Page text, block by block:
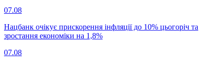
07.08
Нацбанк очікує прискорення інфляції до 10% цьогоріч та
зростання економіки на 1,8%
07.08